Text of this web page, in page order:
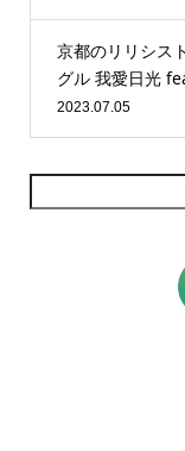
京都のリリシス
グル 我愛日光
2023.07.05